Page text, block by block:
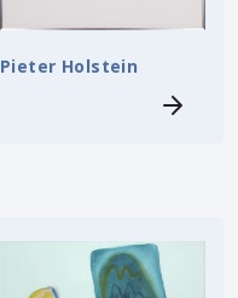
Pieter Holstein